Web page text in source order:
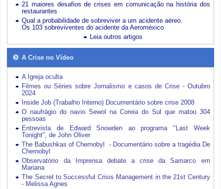
21 maiores desafios de crises em comunicação na história dos
restaurantes
Qual a probabilidade de sobreviver a um acidente aéreo.
Os 103 sobreviventes do acidente da Aeroméxico
Leia outros artigos
A Crise no Vídeo
A Igreja oculta
Filmes ou Séries sobre Jornalismo e casos de Crise - Outubro
2024
Inside Job (Trabalho Interno) Documentário sobre crise 2008
O naufrágio do navio Sewol na Coreia do Sul que matou 304
pessoas
Entrevista de Edward Snowden ao programa "Last Week
Tonight", de John Oliver
The Babushkas of Chernobyl - Documentário sobre a tragédia De
Chernobyl
Observatório da Imprensa debate a crise da Samarco em
Mariana
The Secret to Successful Crisis Management in the 21st Century
- Melissa Agnes